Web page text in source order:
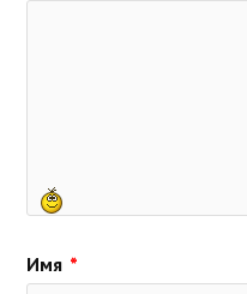
Имя *